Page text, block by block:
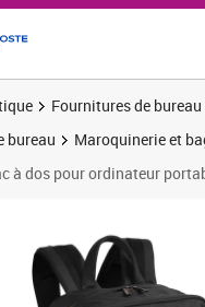
Fournitures de bureau
bureau
Maroquinerie et
à dos pour ordinateur